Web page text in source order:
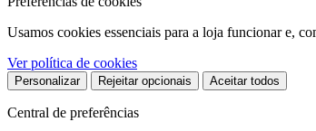
Usamos cookies essenciais para a loja funcionar e,
Ver política de cookies
Personalizar Rejeitar opcionais Aceitar todos
Central de preferências